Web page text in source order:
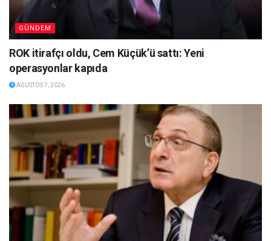
GÜNDEM
ROK itirafçı oldu, Cem Küçük’ü sattı: Yeni
operasyonlar kapıda
AĞUSTOS 7, 2026